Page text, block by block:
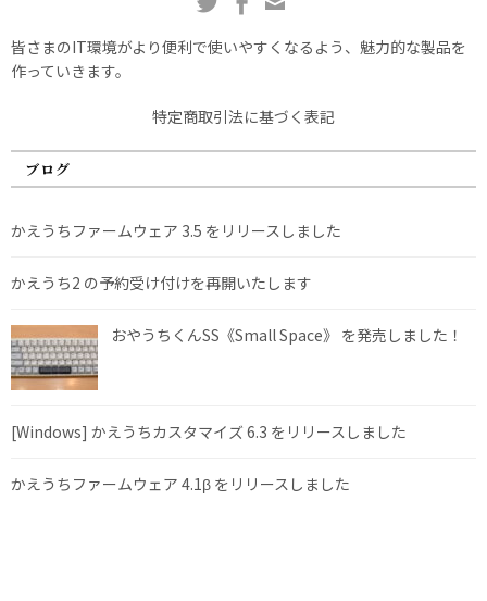
皆さまのIT環境がより便利で使いやすくなるよう、魅力的な製品を
作っていきます。
特定商取引法に基づく表記
ブログ
かえうちファームウェア 3.5 をリリースしました
かえうち2 の予約受け付けを再開いたします
おやうちくんSS《Small Space》 を発売しました！
[Windows] かえうちカスタマイズ 6.3 をリリースしました
かえうちファームウェア 4.1β をリリースしました